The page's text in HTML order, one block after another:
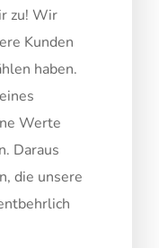
zu! Wir
Kunden
haben.
Werte
Daraus
die unsere